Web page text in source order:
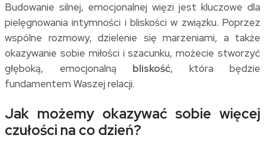
Budowanie silnej, emocjonalnej więzi jest kluczowe dla
pielęgnowania intymności i bliskości w związku. Poprzez
wspólne rozmowy, dzielenie się marzeniami, a także
okazywanie sobie miłości i szacunku, możecie stworzyć
głęboką, emocjonalną bliskość, która będzie
fundamentem Waszej relacji.
Jak możemy okazywać sobie więcej
czułości na co dzień?